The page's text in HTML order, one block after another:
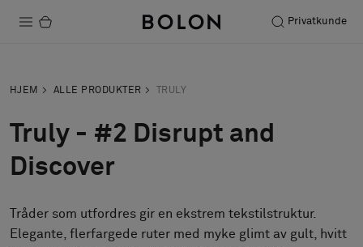
Privatkunde
Bærekraft
Vedlikehold
HJEM ALLE PRODUKTER TRULY
Truly - #2 Disrupt and
Discover
Tråder som utfordres gir en ekstrem tekstilstruktur.
Elegante, flerfargede ruter med myke glimt av gult, hvitt